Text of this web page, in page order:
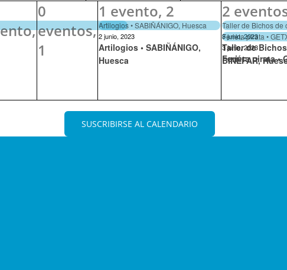
0
eventos,
1
1 evento, 2
Artilogios • SABIÑÁNIGO, Huesca
2 junio, 2023
Artilogios • SABIÑÁNIGO,
Huesca
2
Taller de Bichos de
3 junio, 2023
Taller de
BINÉFAR,
Ferieta pirata •
3 junio, 2023
Ferieta pirata •
SUSCRIBIRSE AL CALENDARIO